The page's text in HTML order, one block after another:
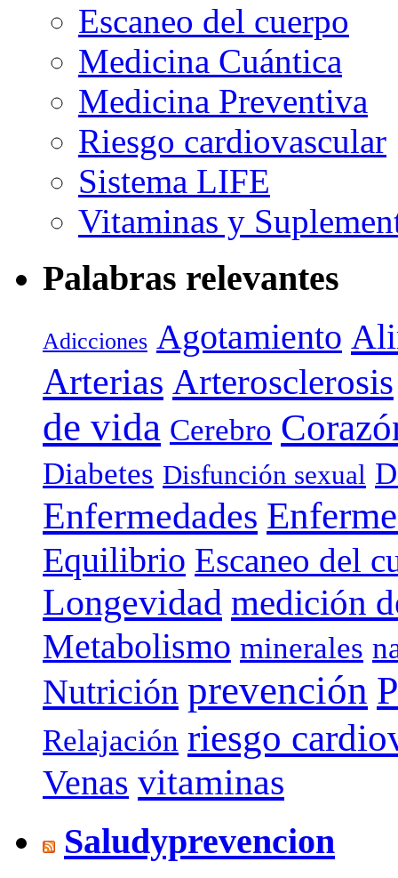
Escaneo del cuerpo
Medicina Cuántica
Medicina Preventiva
Riesgo cardiovascular
Sistema LIFE
Vitaminas y
Palabras relevantes
Adicciones Agotamiento
Arterias Arterosclerosis
de vida Cerebro
Diabetes Disfunción sexual
Enfermedades
Equilibrio Escaneo del
Longevidad medición
Metabolismo minerales
Nutrición prevención
Relajación riesgo
Venas vitaminas
Saludyprevencion